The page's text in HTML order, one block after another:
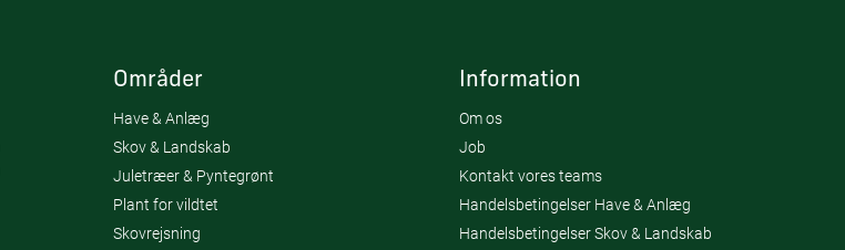
Områder
Have & Anlæg
Skov & Landskab
Juletræer & Pyntegrønt
Plant for vildtet
Skovrejsning
Information
Om os
Job
Kontakt vores teams
Handelsbetingelser Have & Anlæg
Handelsbetingelser Skov & Landskab